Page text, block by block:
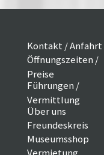
Kontakt / Anfahrt
Öffnungszeiten /
Preise
Führungen /
Vermittlung
Über uns
Freundeskreis
Museumsshop